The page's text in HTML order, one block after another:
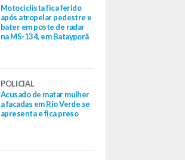
Motociclista fica ferido
após atropelar pedestre e
bater em poste de radar
na MS-134, em Batayporã
POLICIAL
Acusado de matar mulher
a facadas em Rio Verde se
apresenta e fica preso